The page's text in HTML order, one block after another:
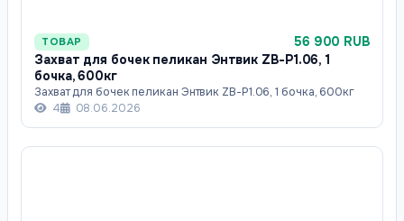
ТОВАР
56 900 RUB
Захват для бочек пеликан Энтвик ZB-P1.06, 1
бочка, 600кг
Захват для бочек пеликан Энтвик ZB-P1.06, 1 бочка, 600кг
4
08.06.2026